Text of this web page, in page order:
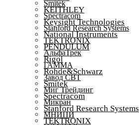
Smitek
Spectracom
Stanford Research Systems
TEKTRONIX
АльфаТрек
ГАММА
Завод СВТ
Миг Трейдинг
Микран
МНИПИ
KEITHLEY
Keysight Technologies
National Instruments
PENDULUM
Rigol
Rohde&Schwarz
Smitek
Spectracom
Stanford Research Systems
TEKTRONIX